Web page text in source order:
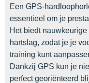
Een GPS-
essentieel om je
Het biedt
hartslag, zodat je je
training kunt
Dankzij GPS kun je
perfect georiënteerd